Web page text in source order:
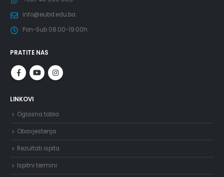
info@eubd.edu.ba
Pon-Sub 08.00-19.00h
PRATITE NAS
LINKOVI
Oglasna tabla
Obavjestenja
Rezultati ispita
Ispitni termini